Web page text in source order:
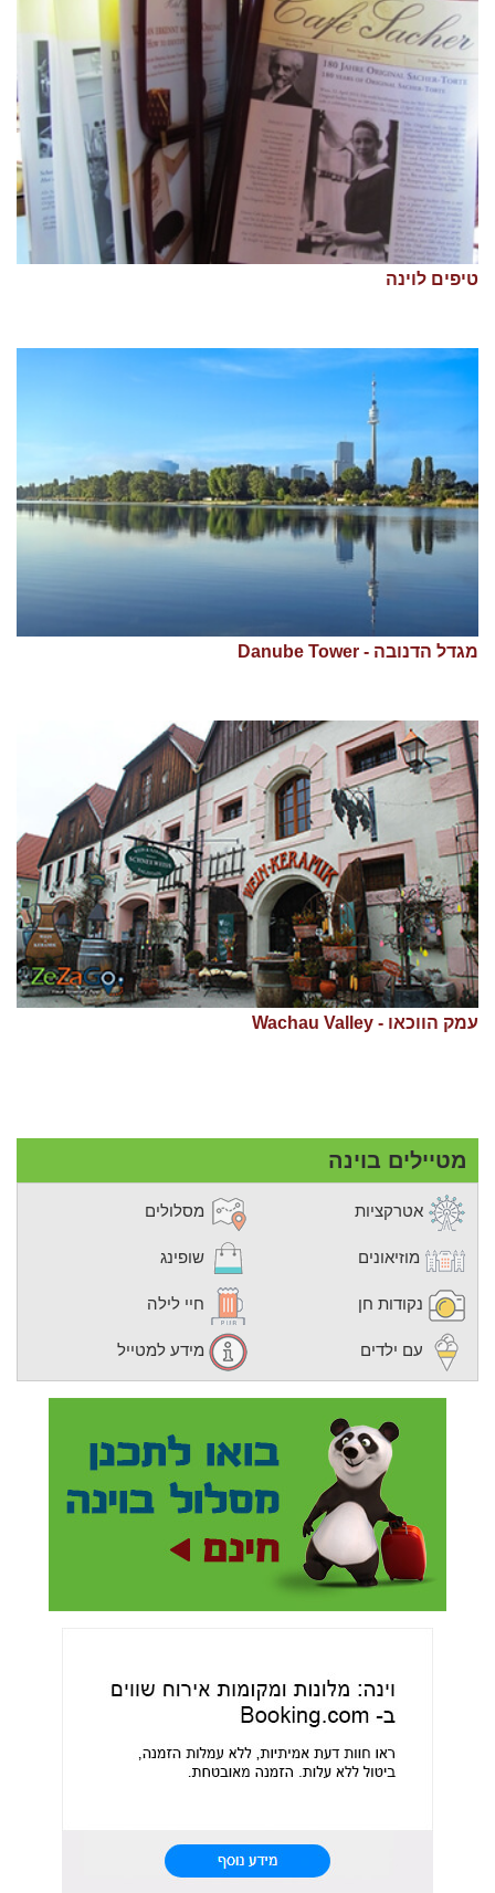
טיפים לוינה
מגדל הדנובה - Danube Tower
עמק הווכאו - Wachau Valley
מטיילים בוינה
אטרקציות מסלולים
מוזיאונים שופינג
נקודות חן חיי לילה
עם ילדים מידע למטייל